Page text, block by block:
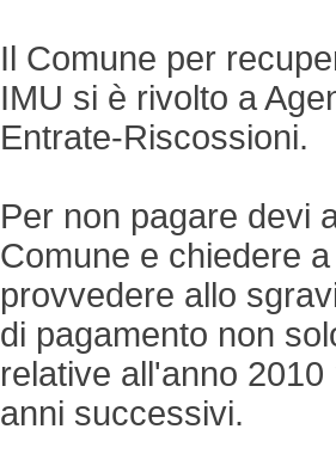
Il Comune per
IMU si è rivolto a
Entrate-Riscossioni.
Per non pagare devi
Comune e chiedere
provvedere allo
di pagamento non
relative all'anno
anni successivi.